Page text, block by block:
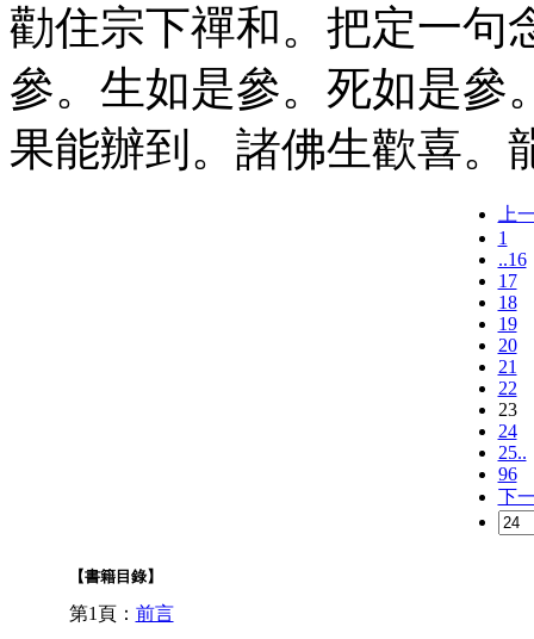
勸住宗下禪和。把定一句
參。生如是參。死如是參
果能辦到。諸佛生歡喜。
上
1
..16
17
18
19
20
21
22
23
24
25..
96
下
【書籍目錄】
第1頁： 前言